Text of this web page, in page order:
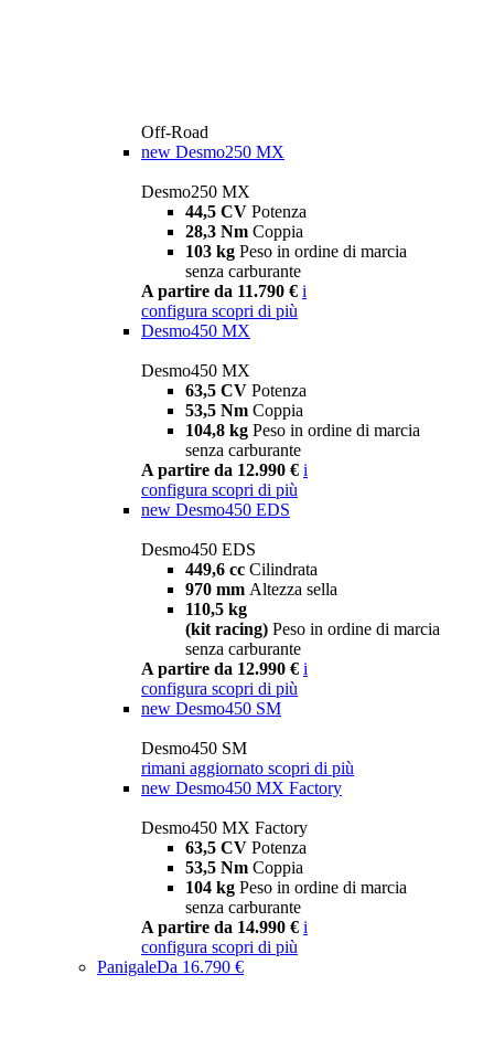
Off-Road
new Desmo250 MX
Desmo250 MX
44,5 CV Potenza
28,3 Nm Coppia
103 kg Peso in ordine di marcia
senza carburante
A partire da 11.790 € i
configura scopri di più
Desmo450 MX
Desmo450 MX
63,5 CV Potenza
53,5 Nm Coppia
104,8 kg Peso in ordine di marcia
senza carburante
A partire da 12.990 € i
configura scopri di più
new Desmo450 EDS
Desmo450 EDS
449,6 cc Cilindrata
970 mm Altezza sella
110,5 kg
(kit racing) Peso in ordine di marcia
senza carburante
A partire da 12.990 € i
configura scopri di più
new Desmo450 SM
Desmo450 SM
rimani aggiornato scopri di più
new Desmo450 MX Factory
Desmo450 MX Factory
63,5 CV Potenza
53,5 Nm Coppia
104 kg Peso in ordine di marcia
senza carburante
A partire da 14.990 € i
configura scopri di più
PanigaleDa 16.790 €